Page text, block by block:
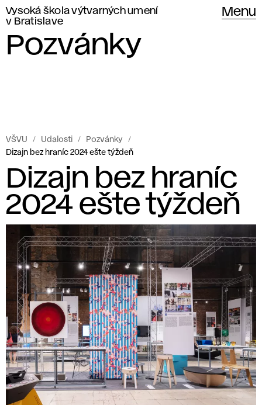
Vysoká škola výtvarných umení
v Bratislave
Menu
Pozvánky
VŠVU Udalosti
Pozvánky
Dizajn bez hraníc 2024 ešte týždeň
Dizajn bez hraníc
2024 ešte týždeň